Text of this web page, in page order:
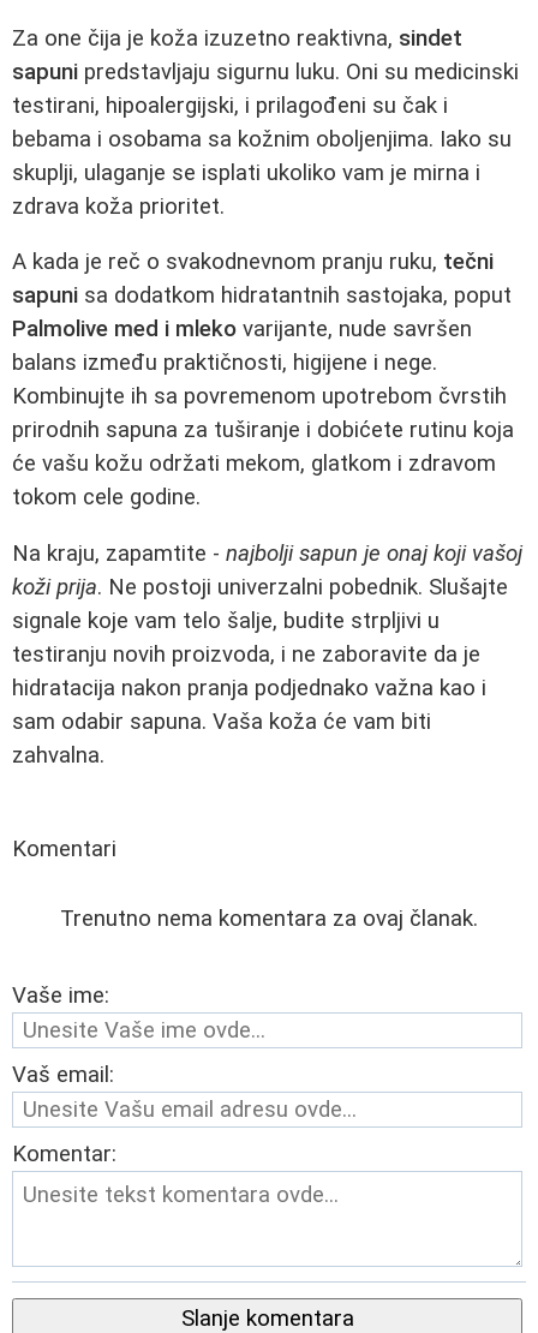
Za one čija je koža izuzetno reaktivna, sindet
sapuni predstavljaju sigurnu luku. Oni su medicinski
testirani, hipoalergijski, i prilagođeni su čak i
bebama i osobama sa kožnim oboljenjima. Iako su
skuplji, ulaganje se isplati ukoliko vam je mirna i
zdrava koža prioritet.
A kada je reč o svakodnevnom pranju ruku, tečni
sapuni sa dodatkom hidratantnih sastojaka, poput
Palmolive med i mleko varijante, nude savršen
balans između praktičnosti, higijene i nege.
Kombinujte ih sa povremenom upotrebom čvrstih
prirodnih sapuna za tuširanje i dobićete rutinu koja
će vašu kožu održati mekom, glatkom i zdravom
tokom cele godine.
Na kraju, zapamtite - najbolji sapun je onaj koji vašoj
koži prija. Ne postoji univerzalni pobednik. Slušajte
signale koje vam telo šalje, budite strpljivi u
testiranju novih proizvoda, i ne zaboravite da je
hidratacija nakon pranja podjednako važna kao i
sam odabir sapuna. Vaša koža će vam biti
zahvalna.
Komentari
Trenutno nema komentara za ovaj članak.
Vaše ime:
Vaš email:
Komentar:
Slanje komentara